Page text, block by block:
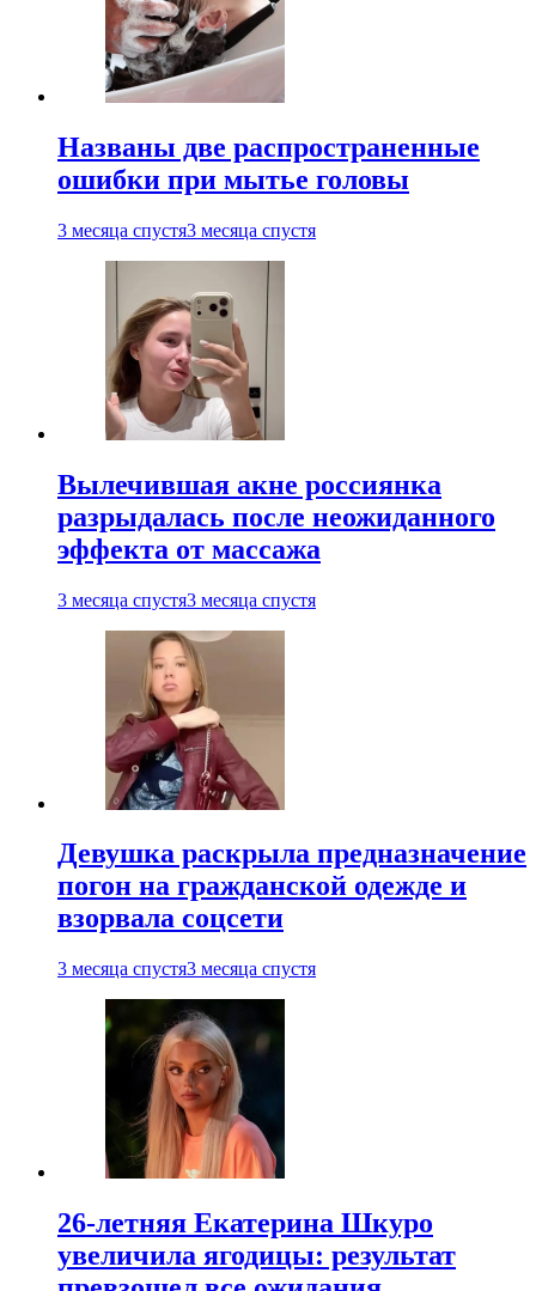
Названы две распространенные
ошибки при мытье головы
3 месяца спустя3 месяца спустя
Вылечившая акне россиянка
разрыдалась после неожиданного
эффекта от массажа
3 месяца спустя3 месяца спустя
Девушка раскрыла предназначение
погон на гражданской одежде и
взорвала соцсети
3 месяца спустя3 месяца спустя
26-летняя Екатерина Шкуро
увеличила ягодицы: результат